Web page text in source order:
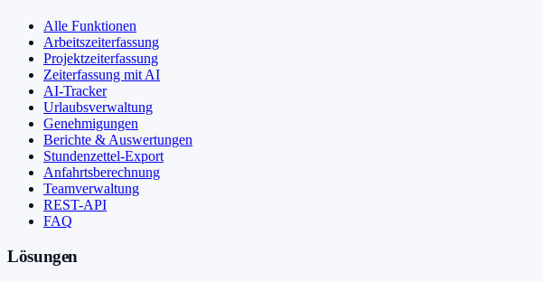
Alle Funktionen
Arbeitszeiterfassung
Projektzeiterfassung
Zeiterfassung mit AI
AI-Tracker
Urlaubsverwaltung
Genehmigungen
Berichte & Auswertungen
Stundenzettel-Export
Anfahrtsberechnung
Teamverwaltung
REST-API
FAQ
Lösungen